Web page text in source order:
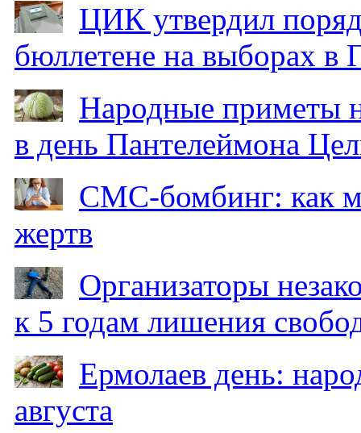
ЦИК утвердил
бюллетене на выборах в
Народные приметы
в день Пантелеймона
СМС-бомбинг: как
жертв
Организаторы
к 5 годам лишения
Ермолаев день:
августа